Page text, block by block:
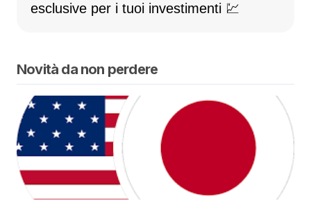
esclusive per i tuoi investimenti 💹
Novità da non perdere